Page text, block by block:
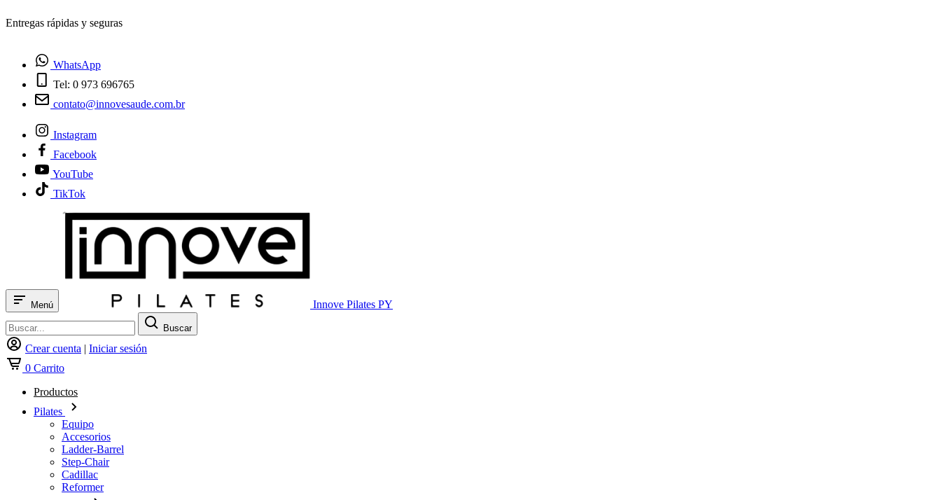
¿Tienes dudas? Habla con nosotros
WhatsApp
Tel: 0 973 696765
contato@innovesaude.com.br
Instagram
Facebook
YouTube
TikTok
Menú Innove Pilates PY
Buscar
Crear cuenta | Iniciar sesión
0 Carrito
Productos
Pilates
Equipo
Accesorios
Ladder-Barrel
Step-Chair
Cadillac
Reformer